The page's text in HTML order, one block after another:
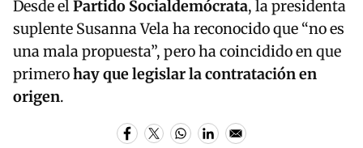
Desde elPartido Socialdemócrata, la presidenta
suplente Susanna Vela ha reconocido que “no es
una mala propuesta”, pero ha coincidido en que
primerohay que legislar la contratación en
origen.